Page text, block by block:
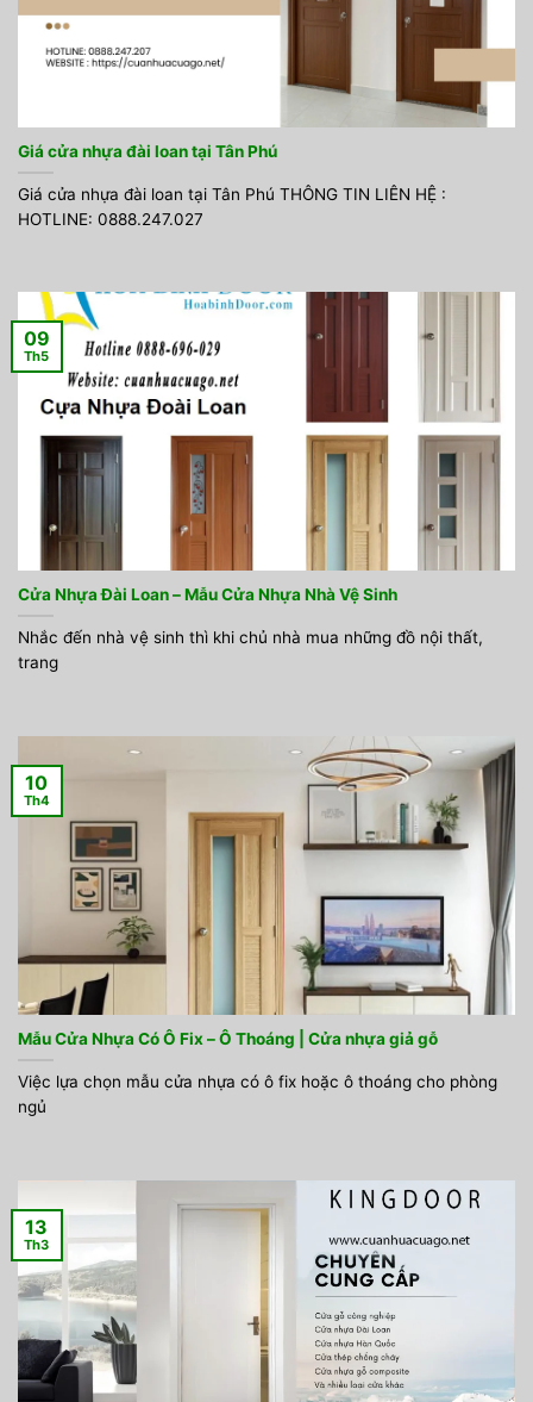
Giá cửa nhựa đài loan tại Tân Phú
Giá cửa nhựa đài loan tại Tân Phú THÔNG TIN LIÊN HỆ :
HOTLINE: 0888.247.027
Cửa Nhựa Đài Loan – Mẫu Cửa Nhựa Nhà Vệ Sinh
Nhắc đến nhà vệ sinh thì khi chủ nhà mua những đồ nội thất,
trang
09
Th5
Mẫu Cửa Nhựa Có Ô Fix – Ô Thoáng | Cửa nhựa giả gỗ
Việc lựa chọn mẫu cửa nhựa có ô fix hoặc ô thoáng cho phòng
ngủ
10
Th4
13
Th3